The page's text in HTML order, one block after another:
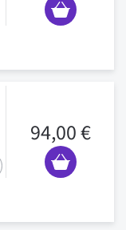
94,00 €